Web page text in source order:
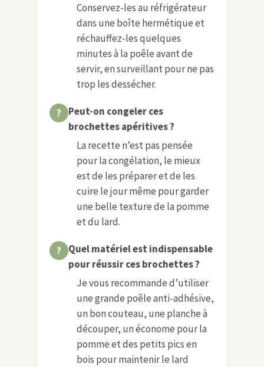
Conservez-les au réfrigérateur
dans une boîte hermétique et
réchauffez-les quelques
minutes à la poêle avant de
servir, en surveillant pour ne pas
trop les dessécher.
Peut-on congeler ces
brochettes apéritives ?
La recette n’est pas pensée
pour la congélation, le mieux
est de les préparer et de les
cuire le jour même pour garder
une belle texture de la pomme
et du lard.
Quel matériel est indispensable
pour réussir ces brochettes ?
Je vous recommande d’utiliser
une grande poêle anti-adhésive,
un bon couteau, une planche à
découper, un économe pour la
pomme et des petits pics en
bois pour maintenir le lard